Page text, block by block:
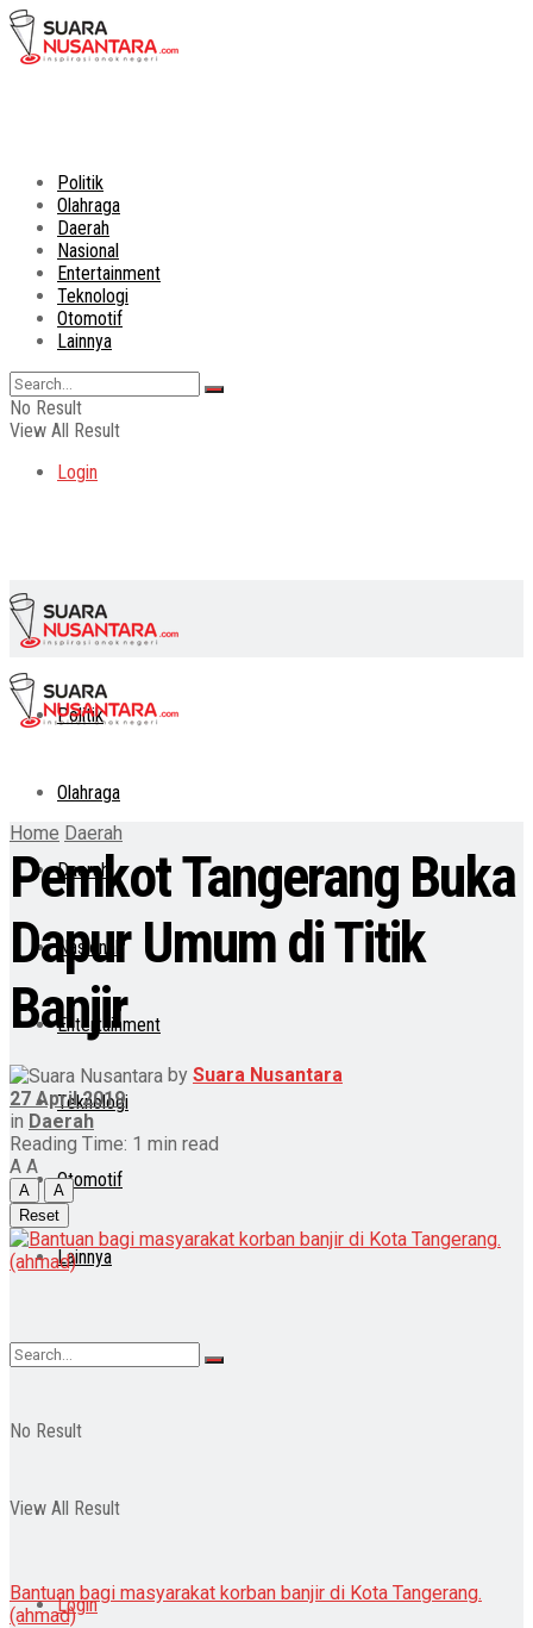
Politik
Olahraga
Daerah
Nasional
Entertainment
Teknologi
Otomotif
Lainnya
No Result
View All Result
Login
Politik
Olahraga
Daerah
Nasional
Entertainment
Teknologi
Otomotif
Lainnya
No Result
View All Result
Login
Home Daerah
Pemkot Tangerang Buka
Dapur Umum di Titik
Banjir
by Suara Nusantara
27 April 2019
in Daerah
Reading Time: 1 min read
A A
A
A
Reset
Bantuan bagi masyarakat korban banjir di Kota Tangerang.
(ahmad)